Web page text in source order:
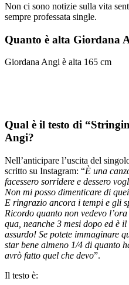
Non ci sono notizie sulla vita
sempre professata single.
Quanto è alta Giordana
Giordana Angi è alta 165 cm
Qual è il testo di
Angi?
Nell’anticipare l’uscita del
scritto su Instagram: “È una
facessero sorridere e dessero
Non mi posso dimenticare di
E ringrazio ancora i tempi e gli
Ricordo quanto non vedevo
qua, neanche 3 mesi dopo ed è
assurdo! Se potete immaginare
star bene almeno 1/4 di quanto
avrò fatto quel che devo”.
Il testo è: